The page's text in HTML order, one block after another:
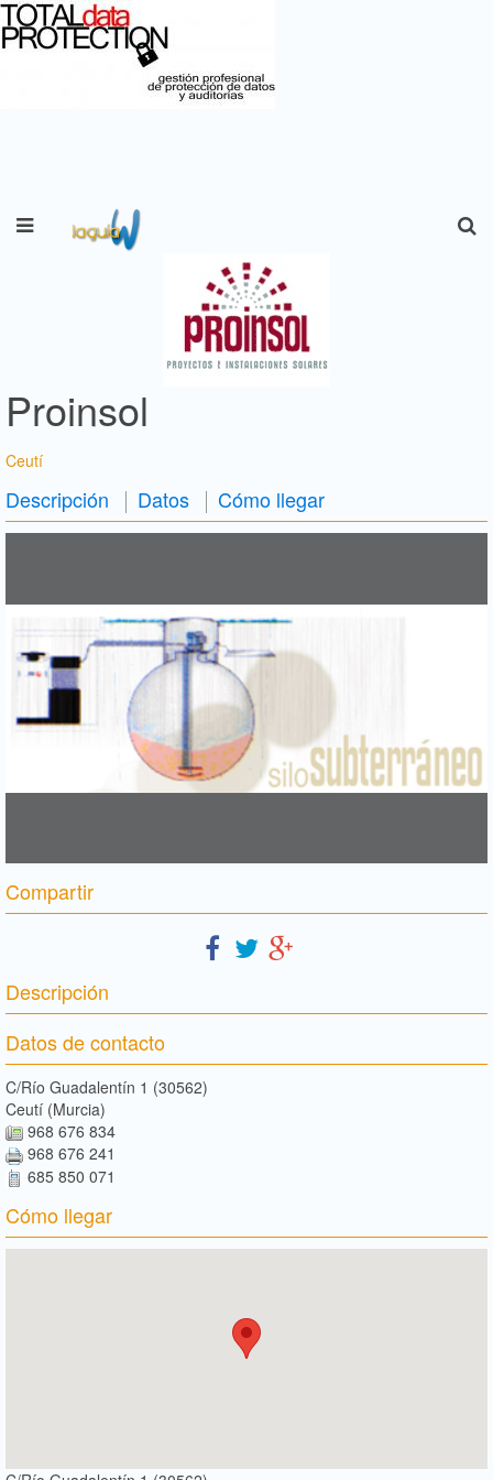
Proinsol
Ceutí
Descripción Datos Cómo llegar
Compartir
Descripción
Datos de contacto
C/Río Guadalentín 1 (30562)
Ceutí (Murcia)
968 676 834
968 676 241
685 850 071
Cómo llegar